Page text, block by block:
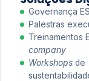
Governança
Palestras
Treinamentos
company
Workshops de